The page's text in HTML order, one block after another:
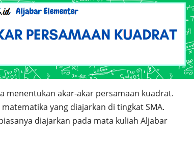
menentukan akar-akar persamaan kuadrat.
yang diajarkan di tingkat SMA.
diajarkan pada mata kuliah Aljabar